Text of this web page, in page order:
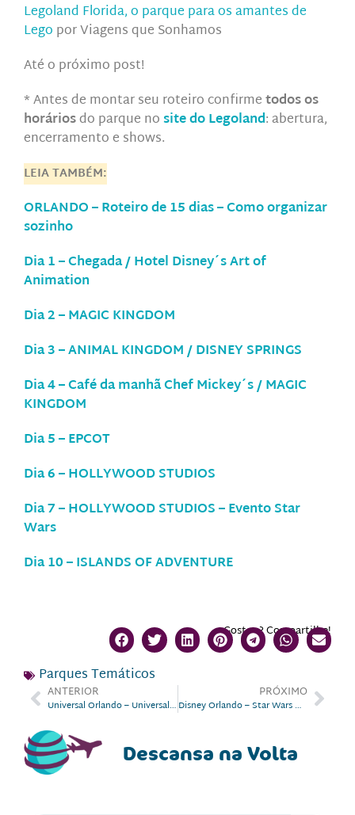
Legoland Florida, o parque para os amantes de
Lego por Viagens que Sonhamos
Até o próximo post!
* Antes de montar seu roteiro confirmetodos os
horáriosdo parque nosite do Legoland: abertura,
encerramento e shows.
LEIA TAMBÉM:
ORLANDO – Roteiro de 15 dias – Como organizar
sozinho
Dia 1 – Chegada / Hotel Disney´s Art of
Animation
Dia 2 – MAGIC KINGDOM
Dia 3 – ANIMAL KINGDOM / DISNEY SPRINGS
Dia 4 – Café da manhã Chef Mickey´s / MAGIC
KINGDOM
Dia 5 – EPCOT
Dia 6 – HOLLYWOOD STUDIOS
Dia 7 – HOLLYWOOD STUDIOS – Evento Star
Wars
Dia 10 – ISLANDS OF ADVENTURE
Gostou? Compartilhe!
Parques Temáticos
ANTERIOR
Universal Orlando – Universal’s Islands of Adventure
PRÓXIMO
Disney Orlando – Star Wars Weekends no Hollywood Studios
Descansa na Volta